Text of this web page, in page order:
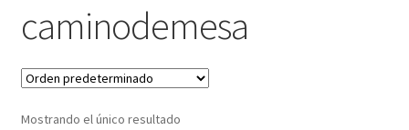
Checkout
Conoceme
Preguntas Frecuentes
caminodemesa
Mostrando el único resultado